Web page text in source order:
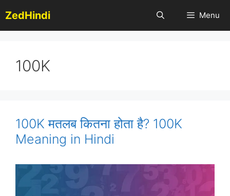
to
content
ZedHindi Menu
100K
100K मतलब कितना होता है? 100K
Meaning in Hindi